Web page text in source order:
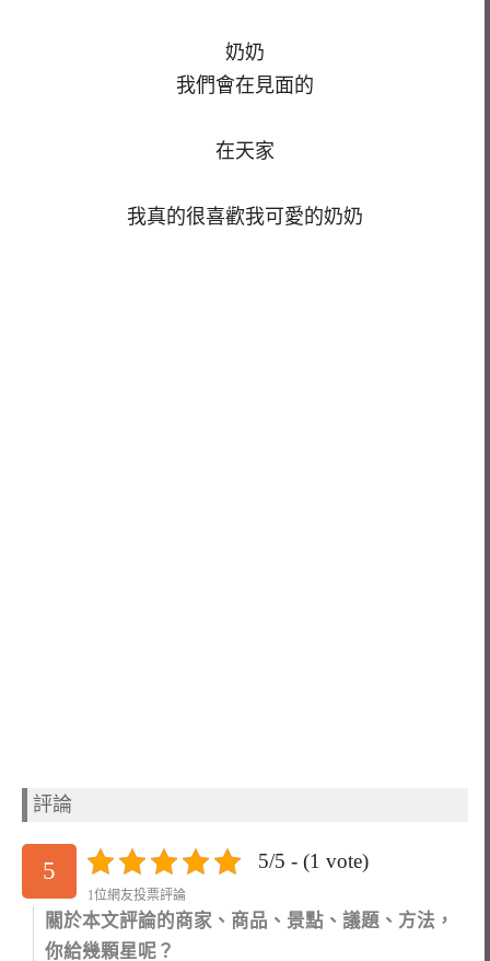
奶奶
我們會在見面的
在天家
我真的很喜歡我可愛的奶奶
評論
5 5/5 - (1 vote)
1位網友投票評論
關於本文評論的商家、商品、景點、議題、方法，
你給幾顆星呢？